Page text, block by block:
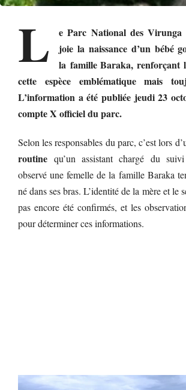
L
e Parc National des Virunga
joie la naissance d’un bébé
la famille Baraka, renforçant
cette espèce emblématique mais
L’information a été publiée jeudi 23
compte X officiel du parc.
Selon les responsables du parc, c’est lors
routine qu’un assistant chargé du
observé une femelle de la famille Baraka
né dans ses bras. L’identité de la mère et le
pas encore été confirmés, et les
pour déterminer ces informations.